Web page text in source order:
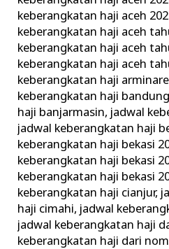
keberangkatan haji aceh
keberangkatan haji aceh
keberangkatan haji aceh
keberangkatan haji aceh
keberangkatan haji
keberangkatan haji
haji banjarmasin, jadwal
jadwal keberangkatan haji
keberangkatan haji bekasi
keberangkatan haji bekasi
keberangkatan haji bekasi
keberangkatan haji cianjur,
haji cimahi, jadwal
jadwal keberangkatan haji
keberangkatan haji dari